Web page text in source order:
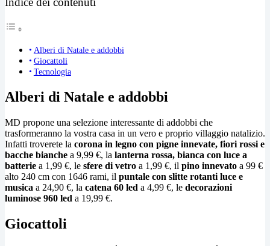
Alberi di Natale e addobbi
Giocattoli
Tecnologia
Alberi di Natale e addobbi
MD propone una selezione interessante di addobbi che
trasformeranno la vostra casa in un vero e proprio villaggio natalizio.
Infatti troverete la corona in legno con pigne innevate, fiori rossi e
bacche bianche a 9,99 €, la lanterna rossa, bianca con luce a
batterie a 1,99 €, le sfere di vetro a 1,99 €, il pino innevato a 99 €
alto 240 cm con 1646 rami, il puntale con slitte rotanti luce e
musica a 24,90 €, la catena 60 led a 4,99 €, le decorazioni
luminose 960 led a 19,99 €.
Giocattoli